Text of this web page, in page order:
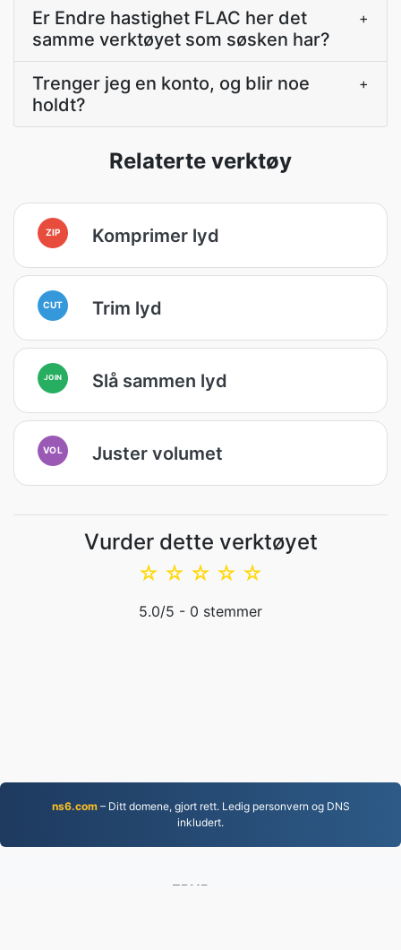
Er Endre hastighet FLAC her det
samme verktøyet som søsken har?
+
Trenger jeg en konto, og blir noe
holdt?
+
Relaterte verktøy
ZIP Komprimer lyd
CUT Trim lyd
JOIN Slå sammen lyd
VOL Juster volumet
Vurder dette verktøyet
☆
☆
☆
☆
☆
5.0/5 - 0 stemmer
ns6.com– Ditt domene, gjort rett. Ledig personvern og DNS
inkludert.
EPUB.to